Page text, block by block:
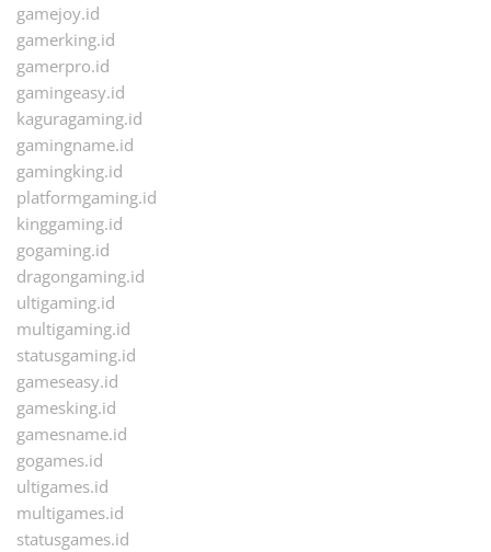
gamejoy.id
gamerking.id
gamerpro.id
gamingeasy.id
kaguragaming.id
gamingname.id
gamingking.id
platformgaming.id
kinggaming.id
gogaming.id
dragongaming.id
ultigaming.id
multigaming.id
statusgaming.id
gameseasy.id
gamesking.id
gamesname.id
gogames.id
ultigames.id
multigames.id
statusgames.id